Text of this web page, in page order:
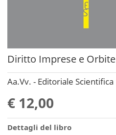
Diritto Imprese e Orbite
Aa.Vv. - Editoriale Scientifica
€ 12,00
Dettagli del libro